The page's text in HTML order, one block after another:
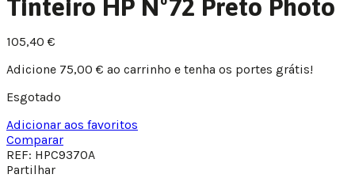
Tinteiro HP Nº72 Preto Photo
105,40 €
Adicione 75,00 € ao carrinho e tenha os portes grátis!
Esgotado
Adicionar aos favoritos
Comparar
REF: HPC9370A
Partilhar